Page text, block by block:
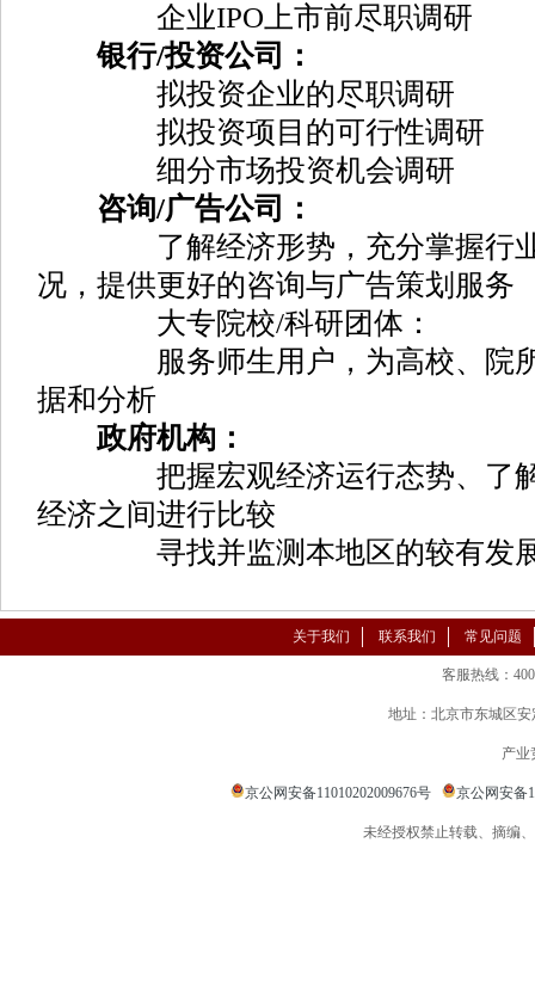
企业IPO上市前尽职调研
银行/投资公司：
拟投资企业的尽职调研
拟投资项目的可行性调研
细分市场投资机会调研
咨询/广告公司：
了解经济形势，充分掌握行业
况，提供更好的咨询与广告策划服务
大专院校/科研团体：
服务师生用户，为高校、院所
据和分析
政府机构：
把握宏观经济运行态势、了解
经济之间进行比较
寻找并监测本地区的较有发展
关于我们 联系我们 常见问题
客服热线：
地址：北京市东城区
产业
京公网安备11010202009676号 京公网安备
未经授权禁止转载、摘编